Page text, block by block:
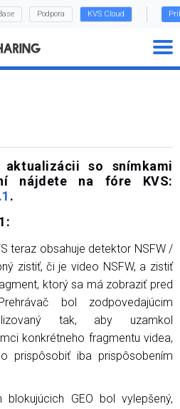
Podpora KVS Cloud
so snímkami
nájdete na fóre KVS:
.
teraz obsahuje detektor NSFW /
zistiť, či je video NSFW, a zistiť
ktorý sa má zobraziť pred
bol zodpovedajúcim
tak, aby uzamkol
konkrétneho fragmentu videa,
prispôsobiť iba prispôsobením
blokujúcich GEO bol vylepšený,